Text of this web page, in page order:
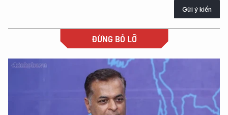
Gửi ý kiến
ĐỪNG BỎ LỠ